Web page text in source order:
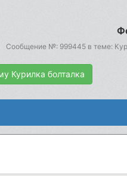
Сообщение №: 999445 в теме:
Курилка болталка